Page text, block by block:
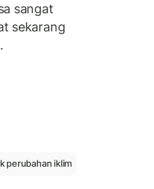
sangat
sekarang
perubahan iklim